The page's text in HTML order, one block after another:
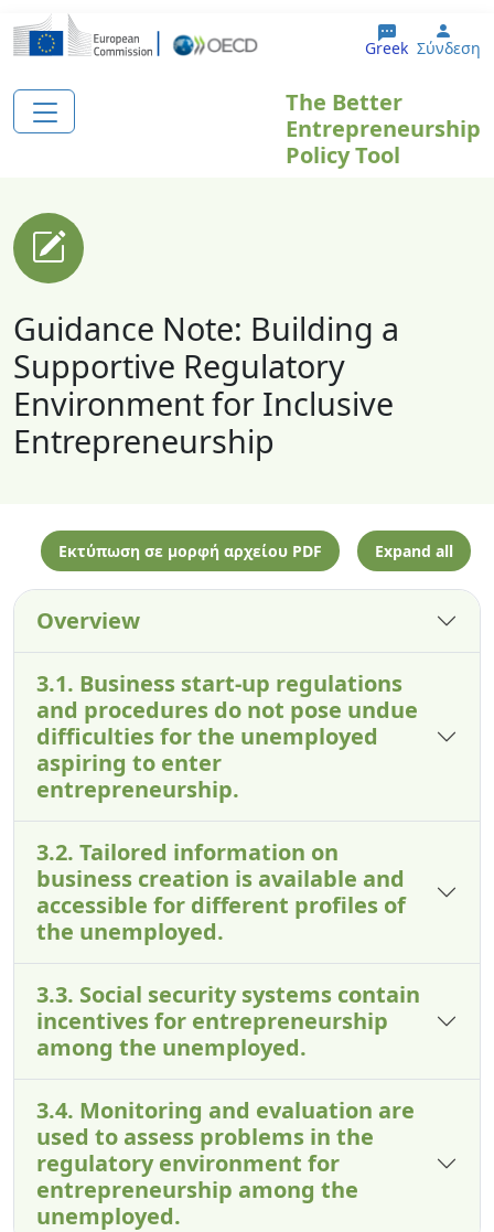
Παράκαμψη προς το κυρίως περιεχόμενο
Greek User
Σύνδεση
The Better
Entrepreneurship
Policy Tool
Guidance Note: Building a
Supportive Regulatory
Environment for Inclusive
Entrepreneurship
Εκτύπωση σε μορφή αρχείου PDF Expand all
Overview
3.1. Business start-up regulations
and procedures do not pose undue
difficulties for the unemployed
aspiring to enter
entrepreneurship.
3.2. Tailored information on
business creation is available and
accessible for different profiles of
the unemployed.
3.3. Social security systems contain
incentives for entrepreneurship
among the unemployed.
3.4. Monitoring and evaluation are
used to assess problems in the
regulatory environment for
entrepreneurship among the
unemployed.